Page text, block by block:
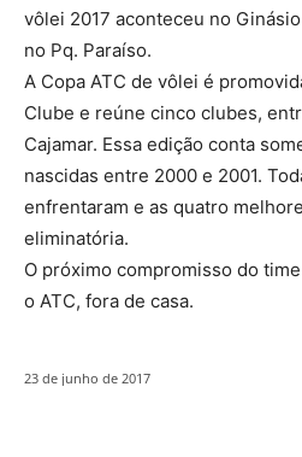
vôlei 2017 aconteceu no
no Pq. Paraíso.
A Copa ATC de vôlei é
Clube e reúne cinco clubes,
Cajamar. Essa edição conta
nascidas entre 2000 e 2001.
enfrentaram e as quatro
eliminatória.
O próximo compromisso do
o ATC, fora de casa.
23 de junho de 2017